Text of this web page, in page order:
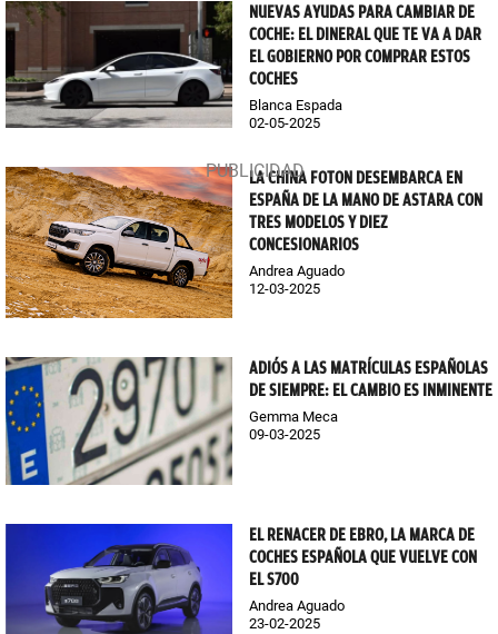
NUEVAS AYUDAS PARA CAMBIAR DE
COCHE: EL DINERAL QUE TE VA A DAR
EL GOBIERNO POR COMPRAR ESTOS
COCHES
Blanca Espada
02-05-2025
LA CHINA FOTON DESEMBARCA EN
ESPAÑA DE LA MANO DE ASTARA CON
TRES MODELOS Y DIEZ
CONCESIONARIOS
Andrea Aguado
12-03-2025
ADIÓS A LAS MATRÍCULAS ESPAÑOLAS
DE SIEMPRE: EL CAMBIO ES INMINENTE
Gemma Meca
09-03-2025
EL RENACER DE EBRO, LA MARCA DE
COCHES ESPAÑOLA QUE VUELVE CON
EL S700
Andrea Aguado
23-02-2025